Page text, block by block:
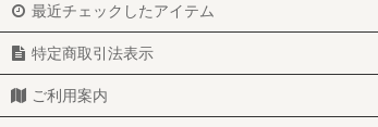
最近チェックしたアイテム
特定商取引法表示
ご利用案内